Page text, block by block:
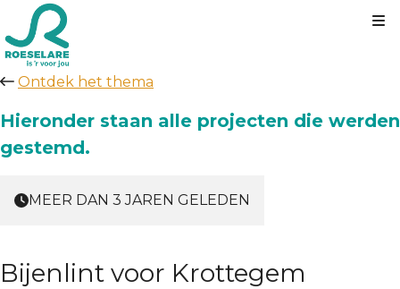
Ontdek het thema
Hieronder staan alle projecten die werden
gestemd.
MEER DAN 3 JAREN GELEDEN
Bijenlint voor Krottegem